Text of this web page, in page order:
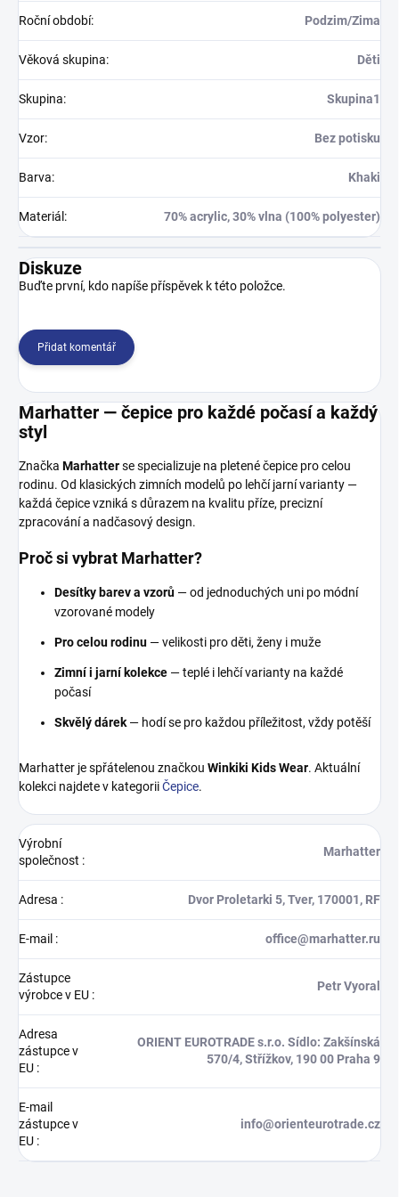
Roční období: Podzim/Zima
Věková skupina: Děti
Skupina: Skupina1
Vzor: Bez potisku
Barva: Khaki
Materiál : 70% acrylic, 30% vlna (100% polyester)
Diskuze
Buďte první, kdo napíše příspěvek k této položce.
Přidat komentář
Marhatter — čepice pro každé počasí a každý
styl
Značka Marhatterse specializuje na pletené čepice pro celou
rodinu. Od klasických zimních modelů po lehčí jarní varianty —
každá čepice vzniká s důrazem na kvalitu příze, precizní
zpracování a nadčasový design.
Proč si vybrat Marhatter?
Desítky barev a vzorů — od jednoduchých uni po módní
vzorované modely
Pro celou rodinu — velikosti pro děti, ženy i muže
Zimní i jarní kolekce — teplé i lehčí varianty na každé
počasí
Skvělý dárek — hodí se pro každou příležitost, vždy potěší
Marhatter je spřátelenou značkou Winkiki Kids Wear. Aktuální
kolekci najdete v kategoriiČepice.
Výrobní
společnost :
Marhatter
Adresa : Dvor Proletarki 5, Tver, 170001, RF
E-mail : office@marhatter.ru
Zástupce
výrobce v EU :
Petr Vyoral
Adresa
zástupce v
EU :
ORIENT EUROTRADE s.r.o. Sídlo: Zakšínská
570/4, Střížkov, 190 00 Praha 9
E-mail
zástupce v
EU :
info@orienteurotrade.cz